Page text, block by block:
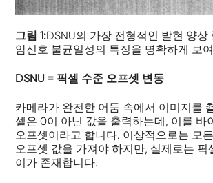
그림 1:DSNU의 가장 전형적인 발현 양상
암신호 불균일성의 특징을 명확하게 보
DSNU = 픽셀 수준 오프셋 변동
카메라가 완전한 어둠 속에서 이미지를
셀은 0이 아닌 값을 출력하는데, 이를 바
오프셋이라고 합니다. 이상적으로는 모
오프셋 값을 가져야 하지만, 실제로는 픽
이가 존재합니다.